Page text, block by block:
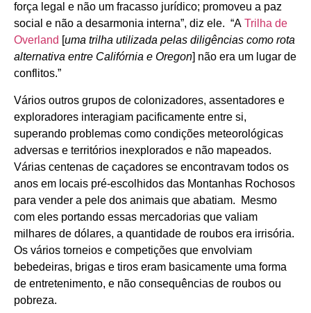
força legal e não um fracasso jurídico; promoveu a paz
social e não a desarmonia interna”, diz ele. “A Trilha de
Overland uma trilha utilizada pelas diligências como rota
alternativa entre Califórnia e Oregon ] não era um lugar de
conflitos.”
Vários outros grupos de colonizadores, assentadores e
exploradores interagiam pacificamente entre si,
superando problemas como condições meteorológicas
adversas e territórios inexplorados e não mapeados.
Várias centenas de caçadores se encontravam todos os
anos em locais pré-escolhidos das Montanhas Rochosos
para vender a pele dos animais que abatiam. Mesmo
com eles portando essas mercadorias que valiam
milhares de dólares, a quantidade de roubos era irrisória.
Os vários torneios e competições que envolviam
bebedeiras, brigas e tiros eram basicamente uma forma
de entretenimento, e não consequências de roubos ou
pobreza.